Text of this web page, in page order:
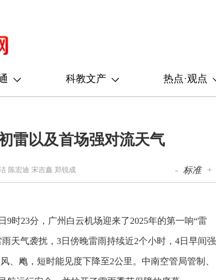
科教文产 热点·观点
雷以及首场强对流天气
陈宏迪 宋吉鑫 郑锐成 - 标准 +
时23分，广州白云机场迎来了2025年的第一响“雷
天气袭扰，3日傍晚雷雨持续近2个小时，4日早间强
、飑，短时能见度下降至2公里。中南空管局管制、